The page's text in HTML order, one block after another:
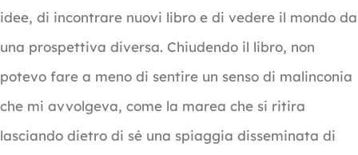
idee, di incontrare nuovi libro e di vedere il mondo da
una prospettiva diversa. Chiudendo il libro, non
potevo fare a meno di sentire un senso di malinconia
che mi avvolgeva, come la marea che si ritira
lasciando dietro di sé una spiaggia disseminata di